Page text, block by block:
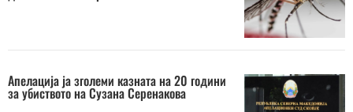
Апелација ја зголеми казната на 20 години
за убиството на Сузана Серенакова